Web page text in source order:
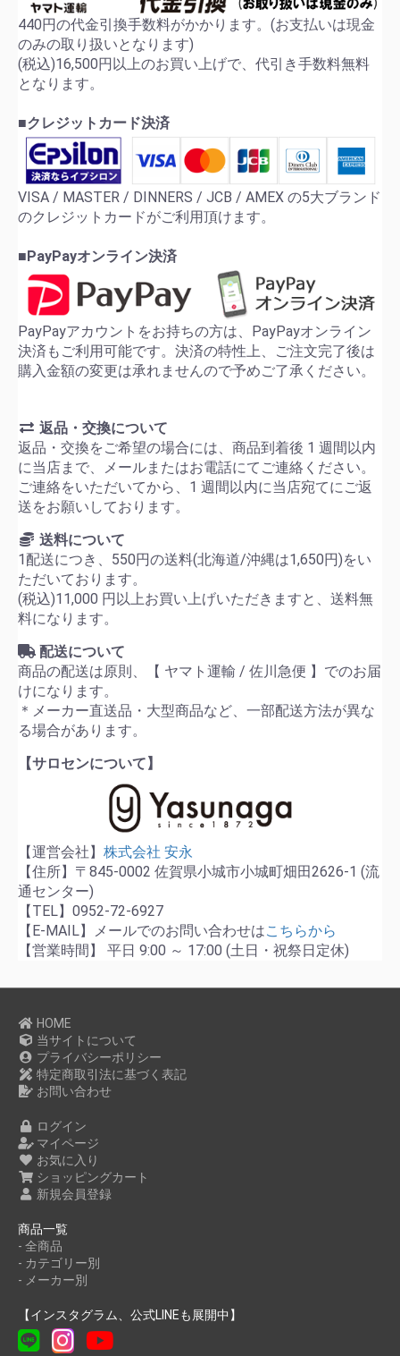
440円の代金引換手数料がかかります。(お支払いは現金
のみの取り扱いとなります)
(税込)16,500円以上のお買い上げで、代引き手数料無料
となります。
■クレジットカード決済
VISA / MASTER / DINNERS / JCB / AMEX の5大ブランド
のクレジットカードがご利用頂けます。
■PayPayオンライン決済
PayPayアカウントをお持ちの方は、PayPayオンライン
決済もご利用可能です。決済の特性上、ご注文完了後は
購入金額の変更は承れませんので予めご了承ください。
返品・交換について
返品・交換をご希望の場合には、商品到着後 1 週間以内
に当店まで、メールまたはお電話にてご連絡ください。
ご連絡をいただいてから、1 週間以内に当店宛てにご返
送をお願いしております。
送料について
1配送につき、550円の送料(北海道/沖縄は1,650円)をい
ただいております。
(税込)11,000 円以上お買い上げいただきますと、送料無
料になります。
配送について
商品の配送は原則、【 ヤマト運輸 / 佐川急便 】でのお届
けになります。
＊メーカー直送品・大型商品など、一部配送方法が異な
る場合があります。
【サロセンについて】
【運営会社】 株式会社 安永
【住所】〒845-0002 佐賀県小城市小城町畑田2626-1 (流
通センター)
【TEL】0952-72-6927
【E-MAIL】メールでのお問い合わせはこちらから
【営業時間】 平日 9:00 ～ 17:00 (土日・祝祭日定休)
HOME
当サイトについて
プライバシーポリシー
特定商取引法に基づく表記
お問い合わせ
ログイン
マイページ
お気に入り
ショッピングカート
新規会員登録
商品一覧
- 全商品
- カテゴリー別
- メーカー別
【インスタグラム、公式LINEも展開中】